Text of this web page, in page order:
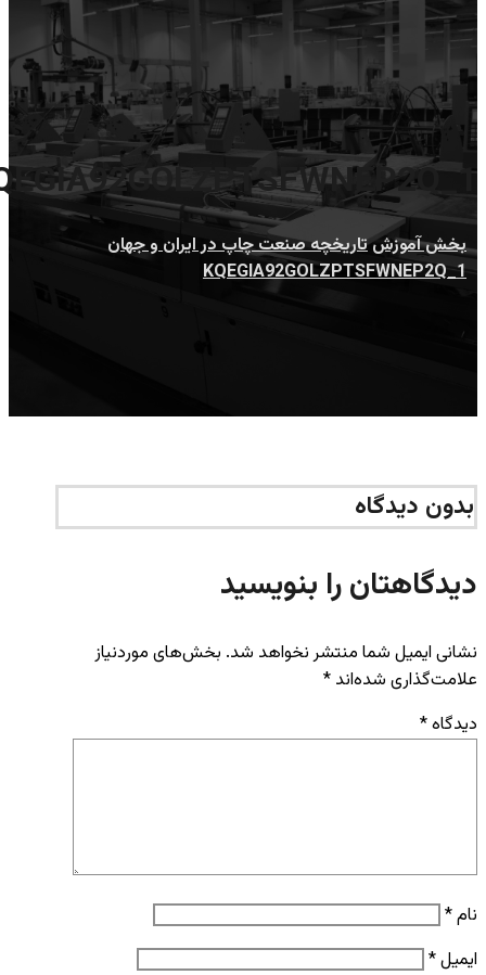
1_KQEGIA92GOLZPTSFWNEP2Q
بخش آموزشتاریخچه صنعت چاپ در ایران و جهان
1_KQEGIA92GOLZPTSFWNEP2Q
بدون دیدگاه
دیدگاهتان را بنویسید
نشانی ایمیل شما منتشر نخواهد شد. بخش‌های موردنیاز
علامت‌گذاری شده‌اند *
دیدگاه*
نام*
ایمیل*